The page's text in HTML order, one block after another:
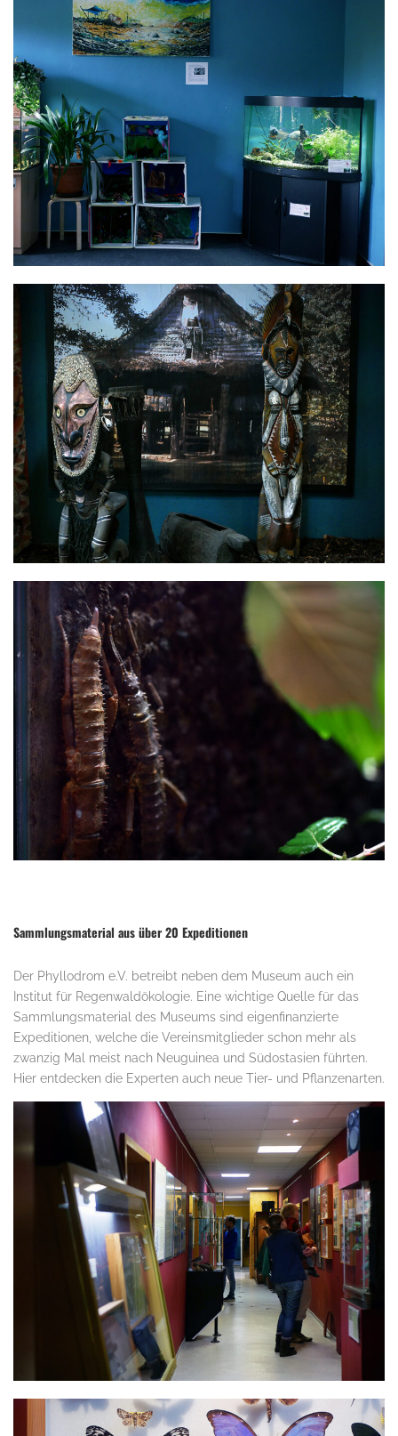
Sammlungsmaterial aus über 20 Expeditionen
Der Phyllodrom e.V. betreibt neben dem Museum auch ein
Institut für Regenwaldökologie. Eine wichtige Quelle für das
Sammlungsmaterial des Museums sind eigenfinanzierte
Expeditionen, welche die Vereinsmitglieder schon mehr als
zwanzig Mal meist nach Neuguinea und Südostasien führten.
Hier entdecken die Experten auch neue Tier- und Pflanzenarten.